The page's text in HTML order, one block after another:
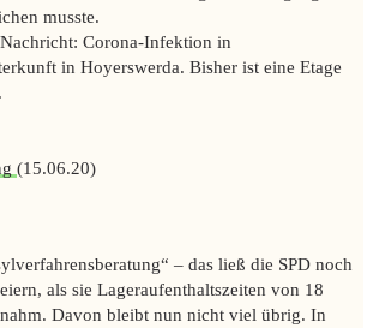
musste.
Corona-Infektion in
in Hoyerswerda. Bisher ist eine Etage
(15.06.20)
– das ließ die SPD noch
als sie Lageraufenthaltszeiten von 18
Davon bleibt nun nicht viel übrig. In